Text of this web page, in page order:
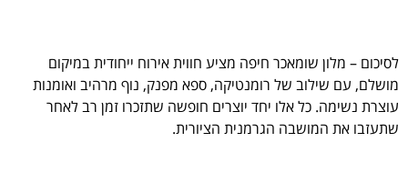
לסיכום – מלון שומאכר חיפה מציע חווית אירוח ייחודית במיקום
מושלם, עם שילוב של רומנטיקה, ספא מפנק, נוף מרהיב ואומנות
עוצרת נשימה. כל אלו יחד יוצרים חופשה שתזכרו זמן רב לאחר
שתעזבו את המושבה הגרמנית הציורית.